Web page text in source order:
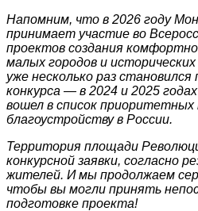
Напомним, что в 2026 году
принимает участие во
проектов создания
малых городов и
уже несколько раз
конкурса — в 2024 и 2025
вошел в список приоритетных
благоустройству в России.
Территория площади
конкурсной заявки, согласно
жителей. И мы продолжаем
чтобы вы могли принять
подготовке проекта!